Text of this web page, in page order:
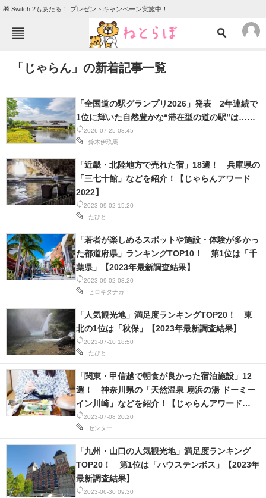
🎁 Switch 2もあたる！ プレゼントキャンペーン実施中！
TOP ニュース
グルメ 地域
住まい
動物 リサーチ
会員記事
注目記事を集めた総合ページ
ITの今と未来を見通す
スマホと通信の最新トレンド
進化するPCとデバイスの未来
好きが集まる 比べて選べる
ビジネスと働き方のヒント
AI活用のいまが分かる
企業ITのトレンドを詳説
経営リーダーのコミュニティ
マーケ×ITの今がよく分かる
ITエンジニア向け専門サイト
「じゃらん」の新着記事一覧
2026-07-25 08:45
鈴木伊玖馬
「全国道の駅グランプリ2026」発表 2年連続で
1位に輝いた自然豊かな“滞在型の道の駅”は……
2023-09-02 15:20
たびと
「近畿・北陸地方で売れた宿」18選！ 兵庫県の
「三七十館」などを紹介！【じゃらんアワード
2022】
2023-09-02 08:20
ヒロキタナカ
「若者が楽しめるスポットや施設・体験が多かっ
た都道府県」ランキングTOP10！ 第1位は「千
葉県」【2023年最新調査結果】
2023-07-10 18:50
たびと
「人気観光地」満足度ランキングTOP20！ 東
北の1位は「秋保」【2023年最新調査結果】
2023-07-08 20:20
センター
「関東・甲信越で朝食が良かった宿泊施設」12
選！ 神奈川県の「天然温泉 扇浜の湯 ドーミー
イン川崎」などを紹介！【じゃらんアワード
2022】
2023-06-30 09:30
「九州・山口の人気観光地」満足度ランキング
TOP20！ 第1位は「ハウステンボス」【2023年
最新調査結果】